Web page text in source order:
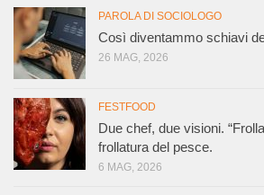
PAROLA DI SOCIOLOGO
Così diventammo schiavi
26 MAG, 2026
FESTFOOD
Due chef, due visioni.
frollatura del pesce.
6 MAG, 2026